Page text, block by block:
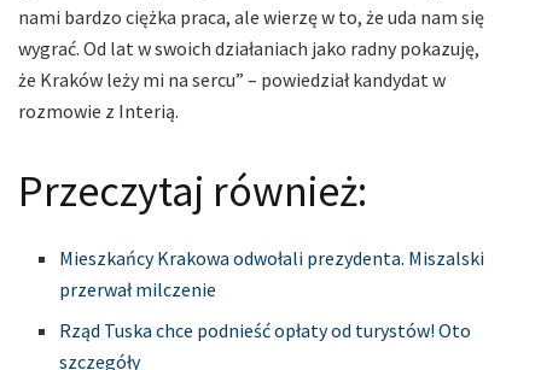
nami bardzo ciężka praca, ale wierzę w to, że uda nam się
wygrać. Od lat w swoich działaniach jako radny pokazuję,
że Kraków leży mi na sercu” – powiedział kandydat w
rozmowie z Interią.
Przeczytaj również:
Mieszkańcy Krakowa odwołali prezydenta. Miszalski
przerwał milczenie
Rząd Tuska chce podnieść opłaty od turystów! Oto
szczegóły